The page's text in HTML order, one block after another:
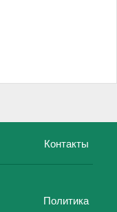
Контакты
Политика